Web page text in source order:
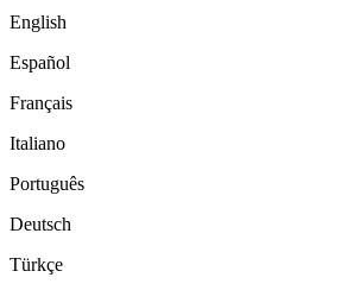
English
Español
Français
Italiano
Português
Deutsch
Türkçe